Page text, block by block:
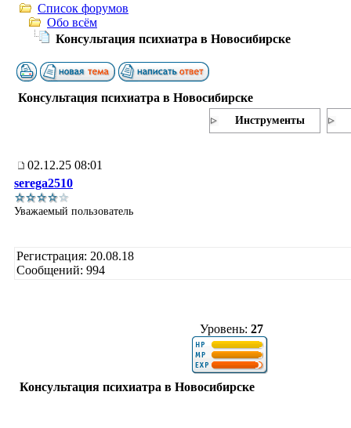
Список форумов
Обо всём
Консультация психиатра в Новосибирске
Консультация психиатра в Новосибирске
Инструменты
02.12.25 08:01
serega2510
Уважаемый пользователь
Регистрация: 20.08.18
Сообщений: 994
Уровень: 27
Консультация психиатра в Новосибирске